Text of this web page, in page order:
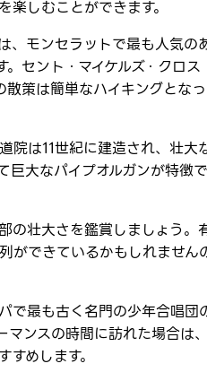
しむことができます。
、モンセラットで最も人気の
セント・マイケルズ・クロス
散策は簡単なハイキングとなっ
院は11世紀に建造され、壮大
巨大なパイプオルガンが特徴で
の壮大さを鑑賞しましょう。
ができているかもしれません
で最も古く名門の少年合唱団
マンスの時間に訪れた場合は
めします。